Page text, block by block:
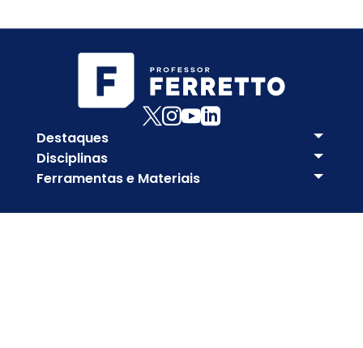
Destaques
Disciplinas
Ferramentas e Materiais